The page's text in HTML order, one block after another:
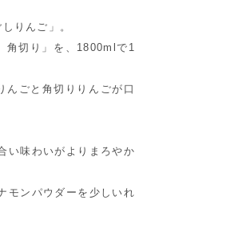
りんご」。
角切り」を、1800mlで1
んごと角切りりんごが口
い味わいがよりまろやか
モンパウダーを少しいれ